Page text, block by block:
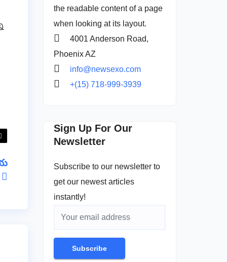
the readable content of a page
when looking at its layout.
4001 Anderson Road,
Phoenix AZ
info@newsexo.com
+(15) 718-999-3939
Sign Up For Our
Newsletter
Subscribe to our newsletter to
get our newest articles
instantly!
Subscribe